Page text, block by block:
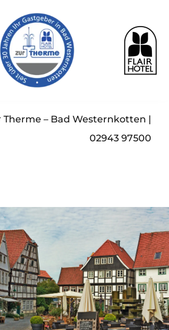
Therme – Bad Westernkotten |
02943 97500